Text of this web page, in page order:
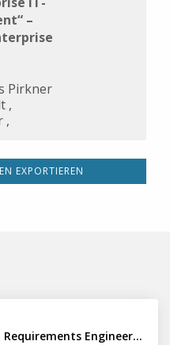
–
Pirkner
,
,
EXPORTIEREN
Künstliche Intelligenz (KI) im Requirements Engineering erfolgreich einsetzen